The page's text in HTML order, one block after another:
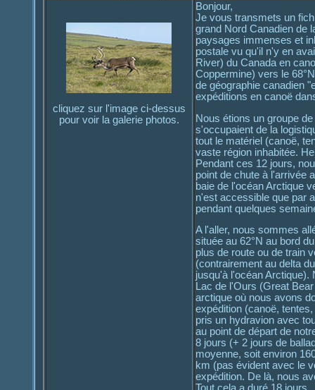
cliquez sur l'image ci-dessus
pour voir la galerie photos.
Bonjour,
Je vous transmets un
grand Nord Canadien de
paysages immenses et
postale vu qu'il n'y en
River) du Canada en
Coppermine) vers le
de géographie canadien
expéditions en canoë
Nous étions un groupe
s'occupaient de la
tout le matériel (canoë,
vaste région inhabitée.
Pendant ces 12 jours,
point de chute à l'arrivée
baie de l'océan Arctique
n'est accessible que par
pendant quelques
A l'aller, nous sommes
située au 62°N au bord
plus de route ou de train
(contrairement au delta
jusqu'à l'océan Arctique).
Lac de l'Ours (Great
arctique où nous avons
expédition (canoë,
pris un hydravion avec
au point de départ de
8 jours (+ 2 jours de
moyenne, soit environ
km (pas évident avec le
expédition. De là, nous